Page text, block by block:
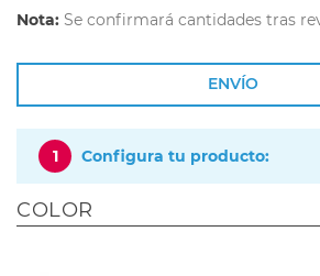
Nota: Se confirmará cantidades tras
ENVÍO
1 Configura tu producto:
COLOR